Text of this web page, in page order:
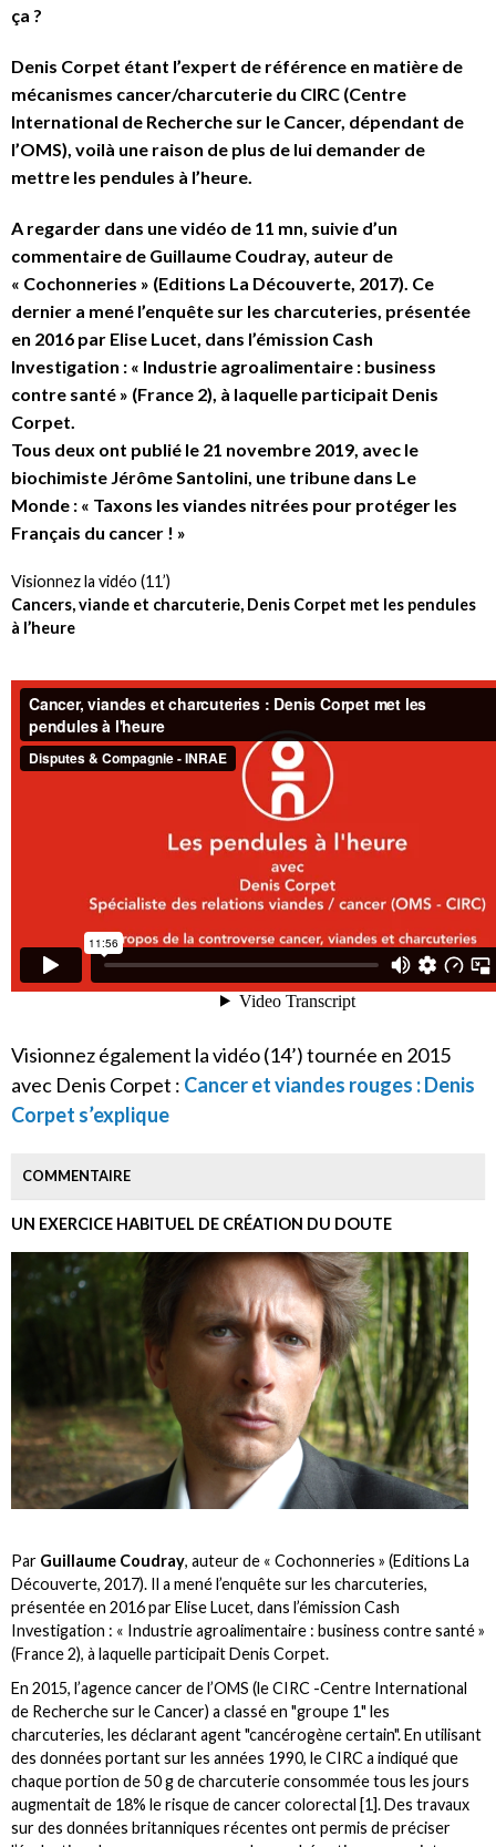
ça ?
Denis Corpet étant l’expert de référence en matière de
mécanismes cancer/charcuterie du CIRC (Centre
International de Recherche sur le Cancer, dépendant de
l’OMS), voilà une raison de plus de lui demander de
mettre les pendules à l’heure.
A regarder dans une vidéo de 11 mn, suivie d’un
commentaire de Guillaume Coudray, auteur de
« Cochonneries » (Editions La Découverte, 2017). Ce
dernier a mené l’enquête sur les charcuteries, présentée
en 2016 par Elise Lucet, dans l’émission Cash
Investigation : « Industrie agroalimentaire : business
contre santé » (France 2), à laquelle participait Denis
Corpet.
Tous deux ont publié le 21 novembre 2019, avec le
biochimiste Jérôme Santolini, une tribune dans Le
Monde : « Taxons les viandes nitrées pour protéger les
Français du cancer ! »
Visionnez la vidéo (11’)
Cancers, viande et charcuterie, Denis Corpet met les pendules
à l’heure
Visionnez également la vidéo (14’) tournée en 2015
avec Denis Corpet : Cancer et viandes rouges : Denis
Corpet s’explique
COMMENTAIRE
UN EXERCICE HABITUEL DE CRÉATION DU DOUTE
Par Guillaume Coudray, auteur de « Cochonneries » (Editions La
Découverte, 2017). Il a mené l’enquête sur les charcuteries,
présentée en 2016 par Elise Lucet, dans l’émission Cash
Investigation : « Industrie agroalimentaire : business contre santé »
(France 2), à laquelle participait Denis Corpet.
En 2015, l’agence cancer de l’OMS (le CIRC -Centre International
de Recherche sur le Cancer) a classé en "groupe 1" les
charcuteries, les déclarant agent "cancérogène certain". En utilisant
des données portant sur les années 1990, le CIRC a indiqué que
chaque portion de 50 g de charcuterie consommée tous les jours
augmentait de 18% le risque de cancer colorectal [1]. Des travaux
sur des données britanniques récentes ont permis de préciser